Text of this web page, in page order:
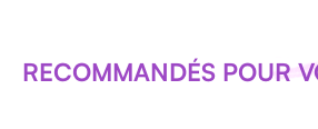
RECOMMANDÉS POUR